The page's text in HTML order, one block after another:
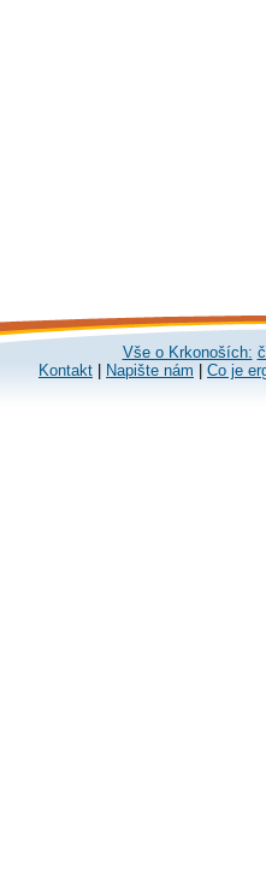
Vše o Krkonoších:
Kontakt
Napište nám Co je